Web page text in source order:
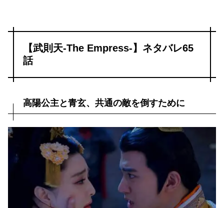
【武則天-The Empress-】ネタバレ65
話
高陽公主と青玄、共通の敵を倒すために